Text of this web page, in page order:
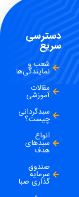
دسترسی
سریع
شعب و
نمایندگی‌ها
مقالات
آموزشی
سبدگردانی
چیست؟
انواع
سبدهای
هدف
صندوق
سرمایه
گذاری صبا